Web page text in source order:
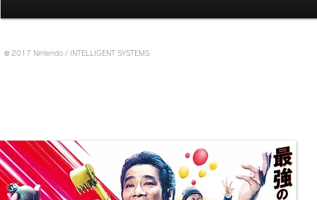
© 2017 Nintendo / INTELLIGENT SYSTEMS